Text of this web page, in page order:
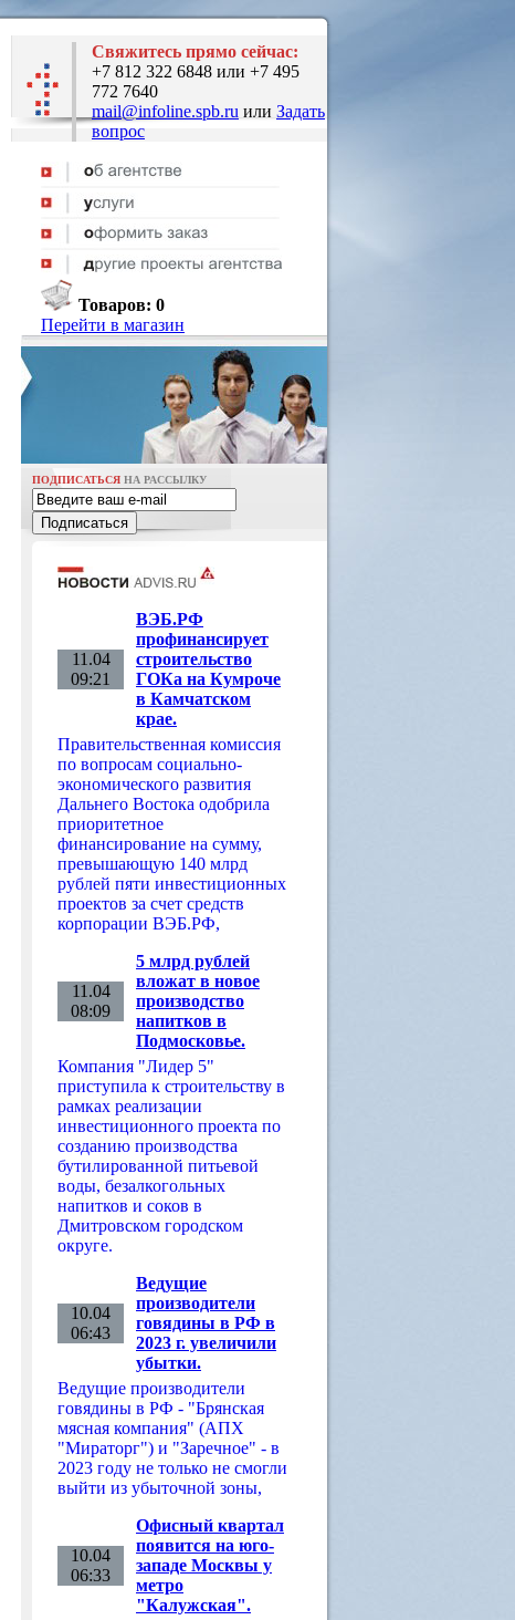
Свяжитесь прямо сейчас:
+7 812 322 6848 или +7 495
772 7640
mail@infoline.spb.ru или Задать
вопрос
Товаров: 0
Перейти в магазин
ПОДПИСАТЬСЯ НА РАССЫЛКУ
11.04
09:21
ВЭБ.РФ
профинансирует
строительство
ГОКа на Кумроче
в Камчатском
крае.
Правительственная комиссия
по вопросам социально-
экономического развития
Дальнего Востока одобрила
приоритетное
финансирование на сумму,
превышающую 140 млрд
рублей пяти инвестиционных
проектов за счет средств
корпорации ВЭБ.РФ,
11.04
08:09
5 млрд рублей
вложат в новое
производство
напитков в
Подмосковье.
Компания "Лидер 5"
приступила к строительству в
рамках реализации
инвестиционного проекта по
созданию производства
бутилированной питьевой
воды, безалкогольных
напитков и соков в
Дмитровском городском
округе.
10.04
06:43
Ведущие
производители
говядины в РФ в
2023 г. увеличили
убытки.
Ведущие производители
говядины в РФ - "Брянская
мясная компания" (АПХ
"Мираторг") и "Заречное" - в
2023 году не только не смогли
выйти из убыточной зоны,
10.04
06:33
Офисный квартал
появится на юго-
западе Москвы у
метро
"Калужская".